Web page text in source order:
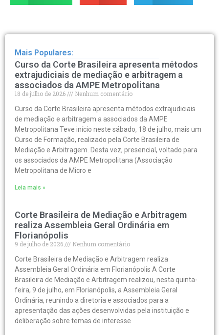
Mais Populares:
Curso da Corte Brasileira apresenta métodos
extrajudiciais de mediação e arbitragem a
associados da AMPE Metropolitana
18 de julho de 2026
Nenhum comentário
Curso da Corte Brasileira apresenta métodos extrajudiciais
de mediação e arbitragem a associados da AMPE
Metropolitana Teve início neste sábado, 18 de julho, mais um
Curso de Formação, realizado pela Corte Brasileira de
Mediação e Arbitragem. Desta vez, presencial, voltado para
os associados da AMPE Metropolitana (Associação
Metropolitana de Micro e
Leia mais »
Corte Brasileira de Mediação e Arbitragem
realiza Assembleia Geral Ordinária em
Florianópolis
9 de julho de 2026
Nenhum comentário
Corte Brasileira de Mediação e Arbitragem realiza
Assembleia Geral Ordinária em Florianópolis A Corte
Brasileira de Mediação e Arbitragem realizou, nesta quinta-
feira, 9 de julho, em Florianópolis, a Assembleia Geral
Ordinária, reunindo a diretoria e associados para a
apresentação das ações desenvolvidas pela instituição e
deliberação sobre temas de interesse